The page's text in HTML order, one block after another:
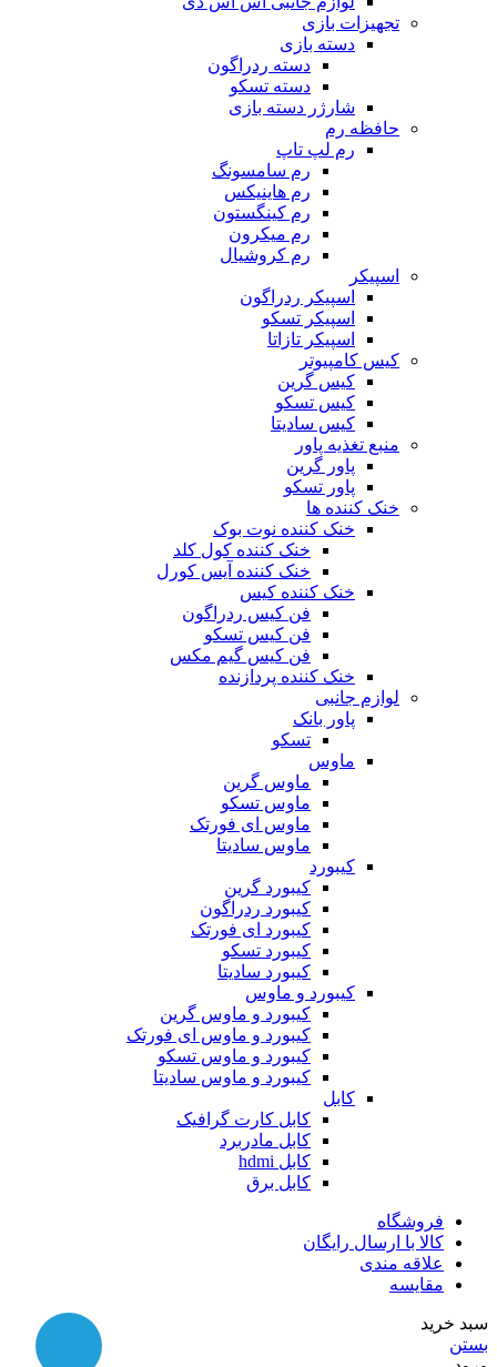
تجهیزات بازی
دسته بازی
دسته ردراگون
دسته تسکو
شارژر دسته بازی
حافظه رم
رم لپ تاپ
رم سامسونگ
رم هاینیکس
رم کینگستون
رم میکرون
رم کروشیال
اسپیکر
اسپیکر ردراگون
اسپیکر تسکو
اسپیکر تازاتا
کیس کامپیوتر
کیس گرین
کیس تسکو
کیس سادیتا
منبع تغذیه‌ پاور
پاور گرین
پاور تسکو
خنک کننده ها
خنک کننده نوت بوک
خنک کننده کول کلد
خنک کننده آیس کورل
خنک کننده کیس
فن کیس ردراگون
فن کیس تسکو
فن کیس گیم مکس
خنک کننده پردازنده
لوازم جانبی
پاور بانک
تسکو
ماوس
ماوس گرین
ماوس تسکو
ماوس ای فورتک
ماوس سادیتا
کیبورد
کیبورد گرین
کیبورد ردراگون
کیبورد ای فورتک
کیبورد تسکو
کیبورد سادیتا
کیبورد و ماوس
کیبورد و ماوس گرین
کیبورد و ماوس ای فورتک
کیبورد و ماوس تسکو
کیبورد و ماوس سادیتا
کابل
کابل کارت گرافیک
کابل مادربرد
کابل hdmi
کابل برق
فروشگاه
کالا با ارسال رایگان
علاقه مندی
مقایسه
سبد خرید
بستن